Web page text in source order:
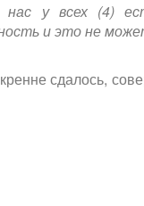
у всех (4)
и это не
сдалось,